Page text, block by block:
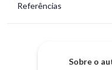
Referências
Sobre o